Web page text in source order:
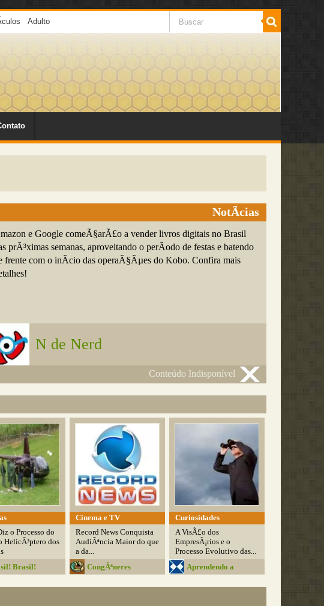
Adulto
NotÃ­cias
e Google comeÃ§arÃ£o a vender livros digitais no Brasil
prÃ³ximas semanas, aproveitando o perÃ­odo de festas e batendo
frente com o inÃ­cio das operaÃ§Ãµes do Kobo. Confira mais
N de Nerd
Conteúdo Indisponível
o Processo do
HelicÃ³ptero dos
Brasil!
Cinema e TV
Record News Conquista
AudiÃªncia Maior do que
a da...
CongÃªneres
Curiosidades
A VisÃ£o dos
EmpresÃ¡rios e o
Processo Evolutivo das...
Aprendendo a